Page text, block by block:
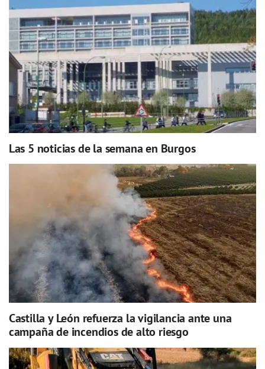
Las 5 noticias de la semana en Burgos
Castilla y León refuerza la vigilancia ante una
campaña de incendios de alto riesgo